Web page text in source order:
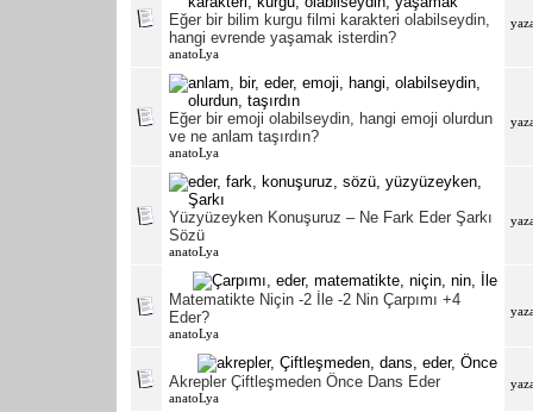
Eğer bir bilim kurgu filmi karakteri olabilseydin,
hangi evrende yaşamak isterdin?
anatoLya
Eğer bir emoji olabilseydin, hangi emoji olurdun
ve ne anlam taşırdın?
anatoLya
Yüzyüzeyken Konuşuruz – Ne Fark Eder Şarkı
Sözü
anatoLya
Matematikte Niçin -2 İle -2 Nin Çarpımı +4
Eder?
anatoLya
Akrepler Çiftleşmeden Önce Dans Eder
anatoLya